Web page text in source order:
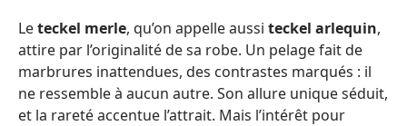
Leteckel merle, qu’on appelle aussi teckel arlequin,
attire par l’originalité de sa robe. Un pelage fait de
marbrures inattendues, des contrastes marqués : il
ne ressemble à aucun autre. Son allure unique séduit,
et la rareté accentue l’attrait. Mais l’intérêt pour